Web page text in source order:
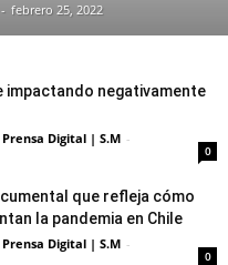
- febrero 25, 2022
impactando negativamente
Digital | S.M -
0
que refleja cómo
la pandemia en Chile
Digital | S.M -
0